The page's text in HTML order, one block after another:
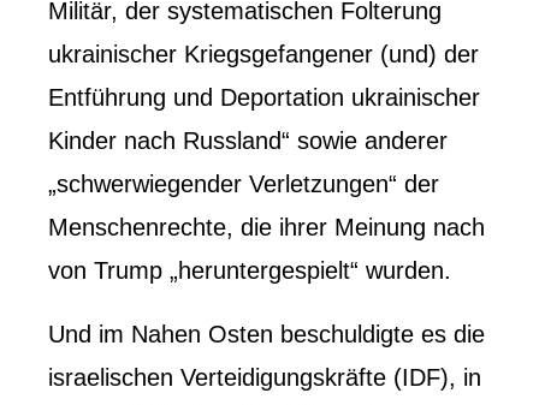
Militär, der systematischen Folterung
ukrainischer Kriegsgefangener (und) der
Entführung und Deportation ukrainischer
Kinder nach Russland“ sowie anderer
„schwerwiegender Verletzungen“ der
Menschenrechte, die ihrer Meinung nach
von Trump „heruntergespielt“ wurden.
Und im Nahen Osten beschuldigte es die
israelischen Verteidigungskräfte (IDF), in